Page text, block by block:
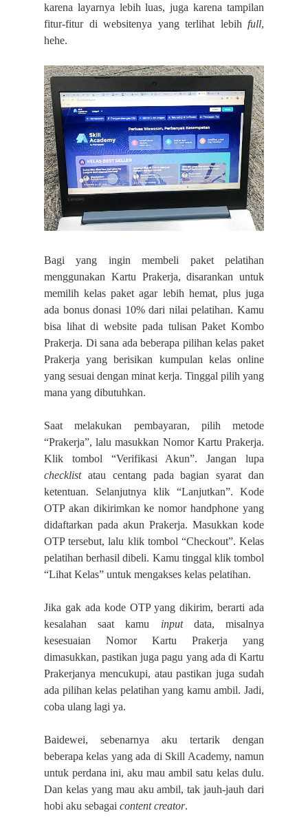
karena layarnya lebih luas, juga karena tampilan
fitur-fitur di websitenya yang terlihat lebih full,
hehe.
Bagi yang ingin membeli paket pelatihan
menggunakan Kartu Prakerja, disarankan untuk
memilih kelas paket agar lebih hemat, plus juga
ada bonus donasi 10% dari nilai pelatihan. Kamu
bisa lihat di website pada tulisan Paket Kombo
Prakerja. Di sana ada beberapa pilihan kelas paket
Prakerja yang berisikan kumpulan kelas online
yang sesuai dengan minat kerja. Tinggal pilih yang
mana yang dibutuhkan.
Saat melakukan pembayaran, pilih metode
“Prakerja”, lalu masukkan Nomor Kartu Prakerja.
Klik tombol “Verifikasi Akun”. Jangan lupa
checklistatau centang pada bagian syarat dan
ketentuan. Selanjutnya klik “Lanjutkan”. Kode
OTP akan dikirimkan ke nomor handphone yang
didaftarkan pada akun Prakerja. Masukkan kode
OTP tersebut, lalu klik tombol “Checkout”. Kelas
pelatihan berhasil dibeli. Kamu tinggal klik tombol
“Lihat Kelas” untuk mengakses kelas pelatihan.
Jika gak ada kode OTP yang dikirim, berarti ada
kesalahan saat kamu inputdata, misalnya
kesesuaian Nomor Kartu Prakerja yang
dimasukkan, pastikan juga pagu yang ada di Kartu
Prakerjanya mencukupi, atau pastikan juga sudah
ada pilihan kelas pelatihan yang kamu ambil. Jadi,
coba ulang lagi ya.
Baidewei, sebenarnya aku tertarik dengan
beberapa kelas yang ada di Skill Academy, namun
untuk perdana ini, aku mau ambil satu kelas dulu.
Dan kelas yang mau aku ambil, tak jauh-jauh dari
hobi aku sebagai content creator.